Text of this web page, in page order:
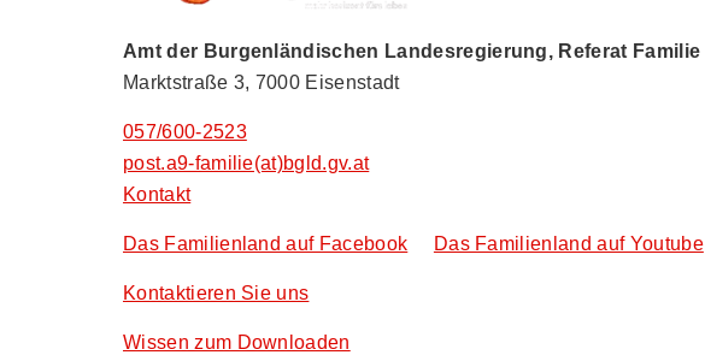
Amt der Burgenländischen Landesregierung, Referat Familie
Marktstraße 3, 7000 Eisenstadt
057/600-2523
post.a9-familie(at)bgld.gv.at
Kontakt
Das Familienland auf Facebook Das Familienland auf Youtube
Kontaktieren Sie uns
Wissen zum Downloaden